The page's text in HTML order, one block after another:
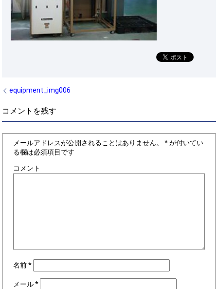
equipment_img006
コメントを残す
メールアドレスが公開されることはありません。 *が付いてい
る欄は必須項目です
コメント
名前*
メール*